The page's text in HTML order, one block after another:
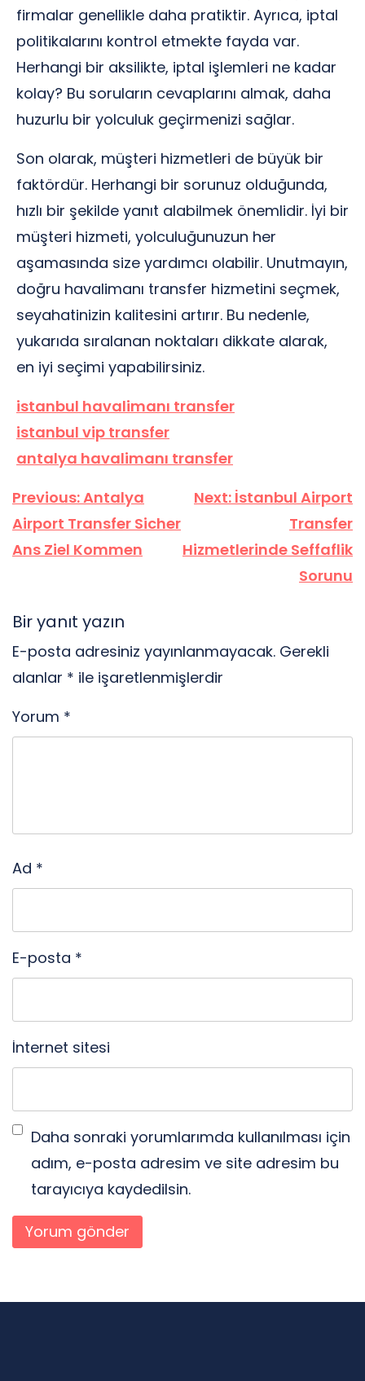
firmalar genellikle daha pratiktir. Ayrıca, iptal
politikalarını kontrol etmekte fayda var.
Herhangi bir aksilikte, iptal işlemleri ne kadar
kolay? Bu soruların cevaplarını almak, daha
huzurlu bir yolculuk geçirmenizi sağlar.
Son olarak, müşteri hizmetleri de büyük bir
faktördür. Herhangi bir sorunuz olduğunda,
hızlı bir şekilde yanıt alabilmek önemlidir. İyi bir
müşteri hizmeti, yolculuğunuzun her
aşamasında size yardımcı olabilir. Unutmayın,
doğru havalimanı transfer hizmetini seçmek,
seyahatinizin kalitesini artırır. Bu nedenle,
yukarıda sıralanan noktaları dikkate alarak,
en iyi seçimi yapabilirsiniz.
istanbul havalimanı transfer
istanbul vip transfer
antalya havalimanı transfer
Yazı
gezinmesi
Previous:Antalya
Airport Transfer Sicher
Ans Ziel Kommen
Next: İstanbul Airport
Transfer
Hizmetlerinde Seffaflik
Sorunu
Bir yanıt yazın
E-posta adresiniz yayınlanmayacak. Gerekli
alanlar * ile işaretlenmişlerdir
Yorum *
Ad *
E-posta *
İnternet sitesi
Daha sonraki yorumlarımda kullanılması için
adım, e-posta adresim ve site adresim bu
tarayıcıya kaydedilsin.